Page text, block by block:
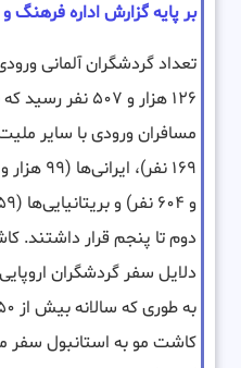
بر پایه گزارش اداره فرهنگ
تعداد گردشگران آلمانی
۱۲۶ هزار و ۵۰۷
دوم تا پنجم قرار داشتند.
دلایل سفر گردشگران
کاشت مو به استانبول سفر